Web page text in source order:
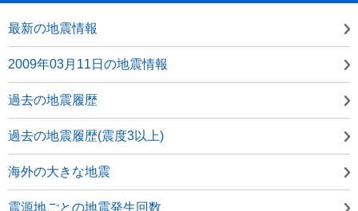
最新の地震情報
2009年03月11日の地震情報
過去の地震履歴
過去の地震履歴(震度3以上)
海外の大きな地震
震源地ごとの地震発生回数